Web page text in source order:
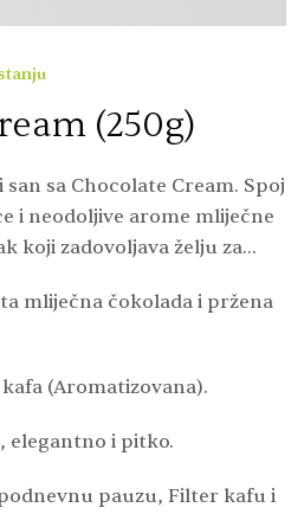
(250g)
sa Chocolate Cream. Spoj
i neodoljive arome mliječne
koji zadovoljava želju za
mliječna čokolada i pržena
(Aromatizovana).
elegantno i pitko.
pauzu, Filter kafu i